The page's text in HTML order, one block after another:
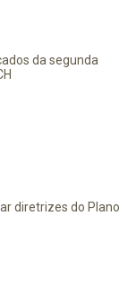
da segunda
diretrizes do Plano